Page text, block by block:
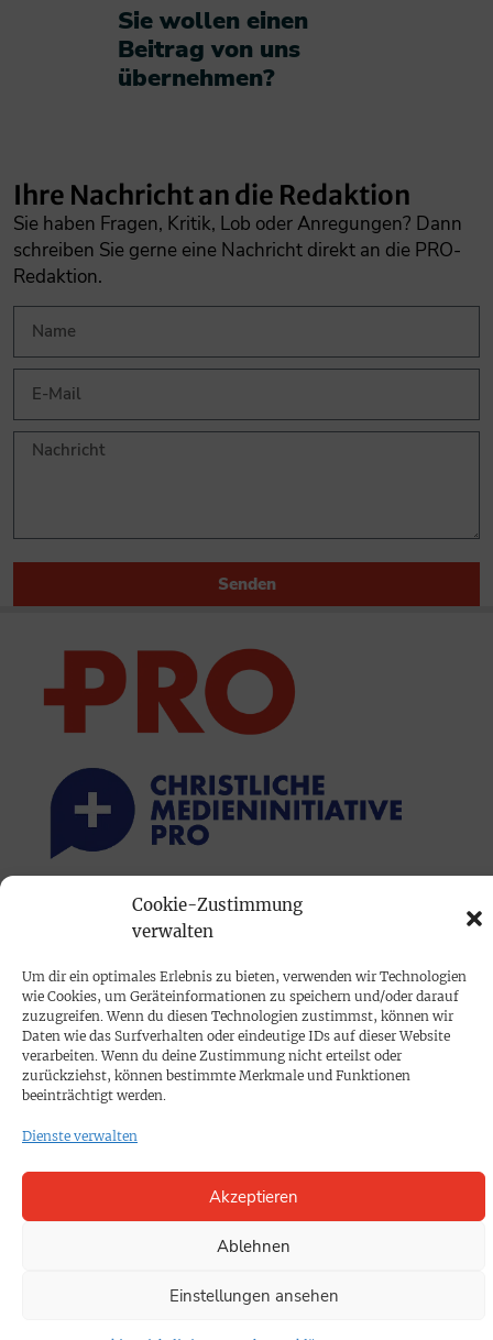
Cookie-Zustimmung
verwalten
Um dir ein optimales Erlebnis zu bieten, verwenden wir Technologien
wie Cookies, um Geräteinformationen zu speichern und/oder darauf
zuzugreifen. Wenn du diesen Technologien zustimmst, können wir
Daten wie das Surfverhalten oder eindeutige IDs auf dieser Website
verarbeiten. Wenn du deine Zustimmung nicht erteilst oder
zurückziehst, können bestimmte Merkmale und Funktionen
beeinträchtigt werden.
Dienste verwalten
Akzeptieren
Ablehnen
Einstellungen ansehen
Sie wollen einen
Beitrag von uns
übernehmen?​
Ihre Nachricht an die Redaktion
Sie haben Fragen, Kritik, Lob oder Anregungen? Dann
schreiben Sie gerne eine Nachricht direkt an die PRO-
Redaktion.
Senden
PRINTAUSGABE
PROKOMPAKT
Impressum
SPENDEN
Datenschutz